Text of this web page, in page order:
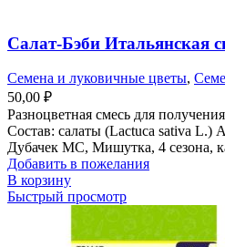
Салат-Бэби Итальянская
Семена и луковичные цветы,
50,00 ₽
Разноцветная смесь для
Состав: салаты (Lactuca sativa L.)
Дубачек МС, Мишутка, 4 сезона,
Добавить в пожелания
В корзину
Быстрый просмотр